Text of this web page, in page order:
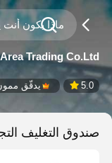
Trading Co.Ltd
5.0 يدقّق
صندوق التغليف